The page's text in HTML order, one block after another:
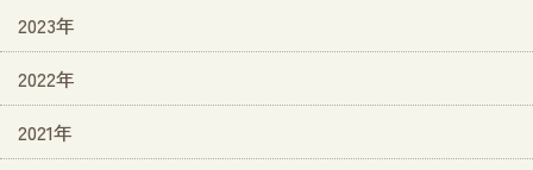
2023年
2022年
2021年